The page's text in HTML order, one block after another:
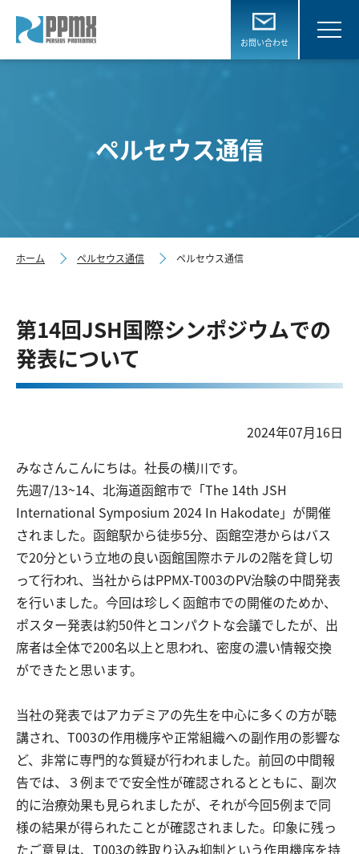
お問い合わせ
ペルセウス通信
ホーム ペルセウス通信 ペルセウス通信
第14回JSH国際シンポジウムでの
発表について
2024年07月16日
みなさんこんにちは。社長の横川です。
先週7/13~14、北海道函館市で「The 14th JSH
International Symposium 2024 In Hakodate」が開催
されました。函館駅から徒歩5分、函館空港からはバス
で20分という立地の良い函館国際ホテルの2階を貸し切
って行われ、当社からはPPMX-T003のPV治験の中間発表
を行いました。今回は珍しく函館市での開催のためか、
ポスター発表は約50件とコンパクトな会議でしたが、出
席者は全体で200名以上と思われ、密度の濃い情報交換
ができたと思います。
当社の発表ではアカデミアの先生を中心に多くの方が聴
講され、T003の作用機序や正常組織への副作用の影響な
ど、非常に専門的な質疑が行われました。前回の中間報
告では、３例までで安全性が確認されるとともに、副次
的に治療効果も見られましたが、それが今回5例まで同
様の結果が得られたことが確認されました。印象に残っ
たご意見は、T003の鉄取り込み抑制という作用機序を持